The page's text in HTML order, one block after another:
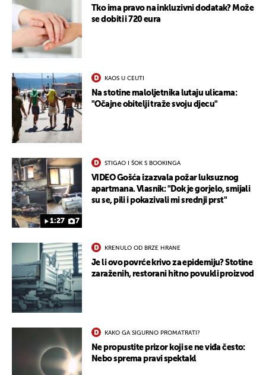
Tko ima pravo na inkluzivni dodatak? Može
se dobiti i 720 eura
KAOS U CEUTI
Na stotine maloljetnika lutaju ulicama:
"Očajne obitelji traže svoju djecu"
1:27 7
STIGAO I ŠOK S BOOKINGA
VIDEO Gošća izazvala požar luksuznog
apartmana. Vlasnik: "Dok je gorjelo, smijali
su se, pili i pokazivali mi srednji prst"
KRENULO OD BRZE HRANE
Je li ovo povrće krivo za epidemiju? Stotine
zaraženih, restorani hitno povukli proizvod
KAKO GA SIGURNO PROMATRATI?
Ne propustite prizor koji se ne viđa često:
Nebo sprema pravi spektakl
UKLJUČITE NOTIFIKACIJE